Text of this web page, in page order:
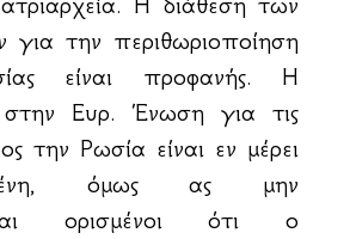
για την περιθωριοποίηση
είναι προφανής. Η
Ευρ. Ένωση για τις
την Ρωσία είναι εν μέρει
όμως ας μην
ορισμένοι ότι ο